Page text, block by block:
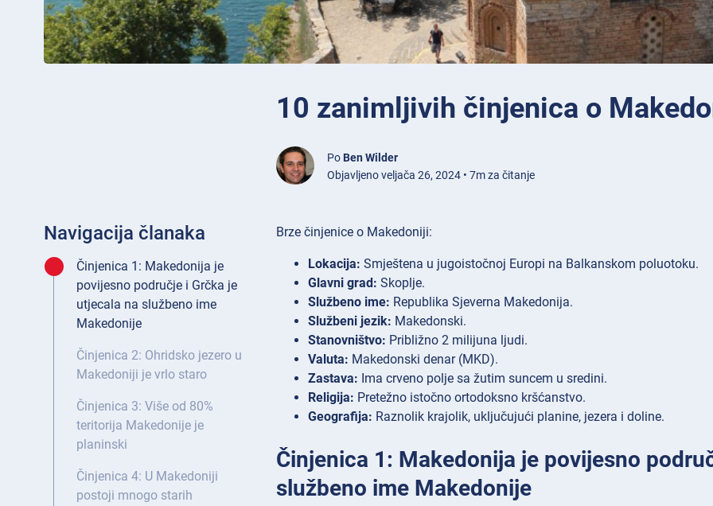
10 zanimljivih činjenica o
Po Ben Wilder
Objavljeno veljača 26, 2024 • 7m za čitanje
Navigacija članaka
Činjenica 1: Makedonija je
povijesno područje i Grčka je
utjecala na službeno ime
Makedonije
Činjenica 2: Ohridsko jezero u
Makedoniji je vrlo staro
Činjenica 3: Više od 80%
teritorija Makedonije je
planinski
Činjenica 4: U Makedoniji
postoji mnogo starih
Brze činjenice o Makedoniji:
Lokacija: Smještena u jugoistočnoj Europi na Balkanskom poluotoku.
Glavni grad: Skoplje.
Službeno ime: Republika Sjeverna Makedonija.
Službeni jezik: Makedonski.
Stanovništvo: Približno 2 milijuna ljudi.
Valuta: Makedonski denar (MKD).
Zastava: Ima crveno polje sa žutim suncem u sredini.
Religija: Pretežno istočno ortodoksno kršćanstvo.
Geografija: Raznolik krajolik, uključujući planine, jezera i doline.
Činjenica 1: Makedonija je povijesno
službeno ime Makedonije